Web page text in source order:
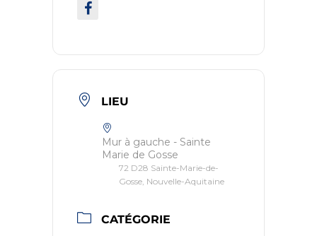
LIEU
Mur à gauche - Sainte
Marie de Gosse
72 D28 Sainte-Marie-de-
Gosse, Nouvelle-Aquitaine
CATÉGORIE